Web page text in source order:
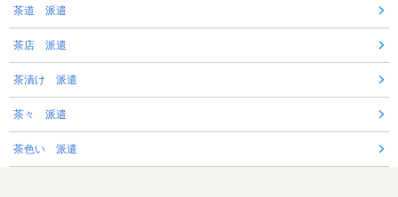
茶道 派遣
茶店 派遣
茶漬け 派遣
茶々 派遣
茶色い 派遣